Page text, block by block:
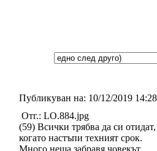
Публикуван на: 10/12/2019
Отг.: LO.884.jpg
(59) Всички трябва да си отидат,
когато настъпи техният срок.
Много неща забравя човекът,